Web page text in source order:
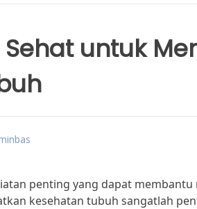
untuk
penting yang dapat
kesehatan tubuh sangatlah